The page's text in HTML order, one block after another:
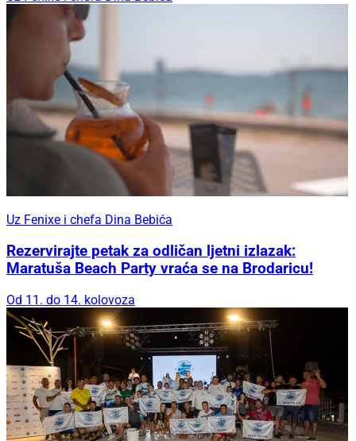
Uz Fenixe i chefa Dina Bebića
Rezervirajte petak za odličan ljetni izlazak:
Maratuša Beach Party vraća se na Brodaricu!
Od 11. do 14. kolovoza